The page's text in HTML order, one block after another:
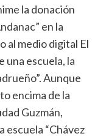
la donación
en la
al medio digital El
una escuela, la
Aunque
encima de la
Guzmán,
escuela “Chávez